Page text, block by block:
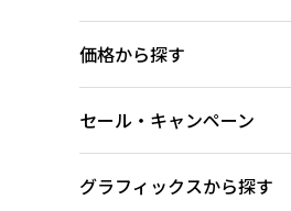
価格から探す
セール・キャンペーン
グラフィックスから探す